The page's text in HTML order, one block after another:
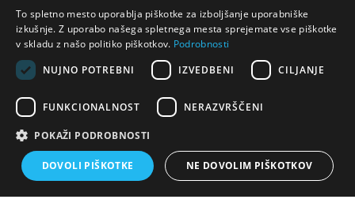
Podpora strankam
Lasje & nega las / Roke & nohti / Orodje - kozmetično /
Oprema za salone / Čistoča & zaščita / Ostalo
© Vse pravice pridržane. Produkcija:PNV d.o.o.
To spletno mesto uporablja piškotke za izboljšanje uporabniške
izkušnje. Z uporabo našega spletnega mesta sprejemate vse piškotke
v skladu z našo politiko piškotkov. Podrobnosti
NUJNO POTREBNI
IZVEDBENI CILJANJE
FUNKCIONALNOST NERAZVRŠČENI
POKAŽI PODROBNOSTI
DOVOLI PIŠKOTKE NE DOVOLIM PIŠKOTKOV